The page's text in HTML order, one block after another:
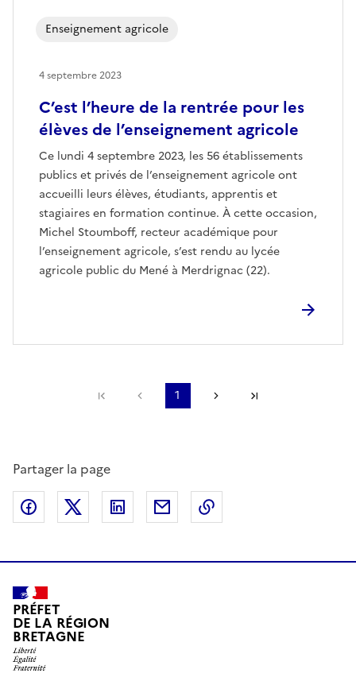
C’est l’heure de la rentrée pour les
élèves de l’enseignement agricole
Ce lundi 4 septembre 2023, les 56 établissements
publics et privés de l’enseignement agricole ont
accueilli leurs élèves, étudiants, apprentis et
stagiaires en formation continue. À cette occasion,
Michel Stoumboff, recteur académique pour
l’enseignement agricole, s’est rendu au lycée
agricole public du Mené à Merdrignac (22).
Enseignement agricole
4 septembre 2023
Première pagePage précédente
1 Page suivante
Partager la page
Partager sur Facebook
Partager sur X (anciennement Twitter)
Partager sur LinkedIn
Partager par email
PRÉFET
DE LA RÉGION
BRETAGNE